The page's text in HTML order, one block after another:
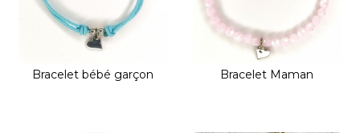
Bracelet bébé garçon Bracelet Maman